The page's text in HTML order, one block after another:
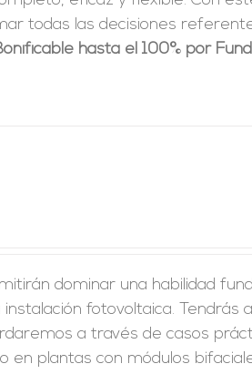
todas las decisiones
hasta el 100% por
dominar una habilidad
fotovoltaica. Tendrás
a través de casos
plantas con módulos